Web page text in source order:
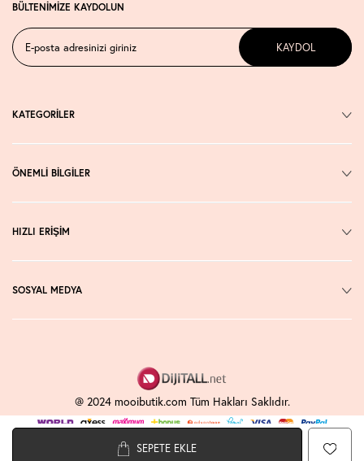
SEPETE EKLE
BÜLTENİMİZE KAYDOLUN
KAYDOL
KATEGORİLER
ÖNEMLİ BİLGİLER
HIZLI ERİŞİM
SOSYAL MEDYA
@ 2024 mooibutik.com Tüm Hakları Saklıdır.
-SoftE-Ticaret